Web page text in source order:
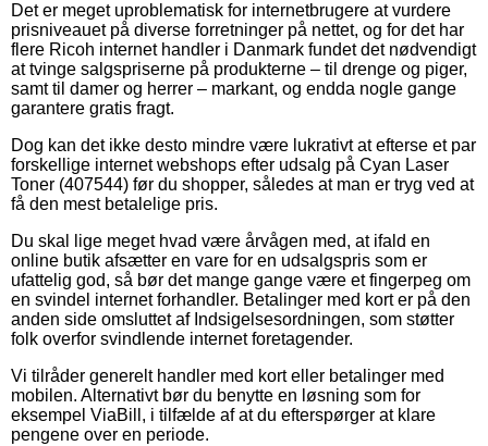
Det er meget uproblematisk for internetbrugere at vurdere
prisniveauet på diverse forretninger på nettet, og for det har
flere Ricoh internet handler i Danmark fundet det nødvendigt
at tvinge salgspriserne på produkterne – til drenge og piger,
samt til damer og herrer – markant, og endda nogle gange
garantere gratis fragt.
Dog kan det ikke desto mindre være lukrativt at efterse et par
forskellige internet webshops efter udsalg på Cyan Laser
Toner (407544) før du shopper, således at man er tryg ved at
få den mest betalelige pris.
Du skal lige meget hvad være årvågen med, at ifald en
online butik afsætter en vare for en udsalgspris som er
ufattelig god, så bør det mange gange være et fingerpeg om
en svindel internet forhandler. Betalinger med kort er på den
anden side omsluttet af Indsigelsesordningen, som støtter
folk overfor svindlende internet foretagender.
Vi tilråder generelt handler med kort eller betalinger med
mobilen. Alternativt bør du benytte en løsning som for
eksempel ViaBill, i tilfælde af at du efterspørger at klare
pengene over en periode.